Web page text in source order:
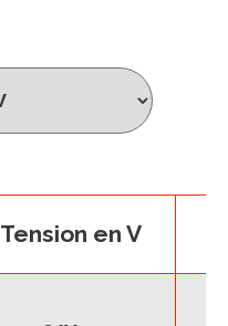
Tension en V